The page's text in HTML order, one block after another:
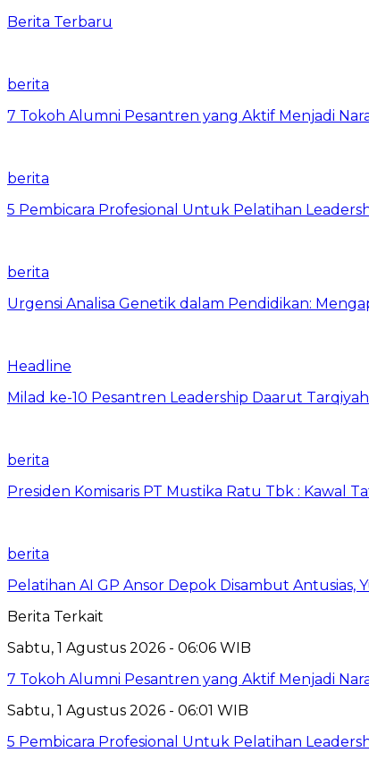
Berita Terbaru
berita
7 Tokoh Alumni Pesantren yang Aktif Menjadi
berita
5 Pembicara Profesional Untuk Pelatihan
berita
Urgensi Analisa Genetik dalam Pendidikan:
Headline
Milad ke-10 Pesantren Leadership Daarut
berita
Presiden Komisaris PT Mustika Ratu Tbk : Kawal
berita
Pelatihan AI GP Ansor Depok Disambut Antusias,
Berita Terkait
Sabtu, 1 Agustus 2026 - 06:06 WIB
7 Tokoh Alumni Pesantren yang Aktif Menjadi
Sabtu, 1 Agustus 2026 - 06:01 WIB
5 Pembicara Profesional Untuk Pelatihan